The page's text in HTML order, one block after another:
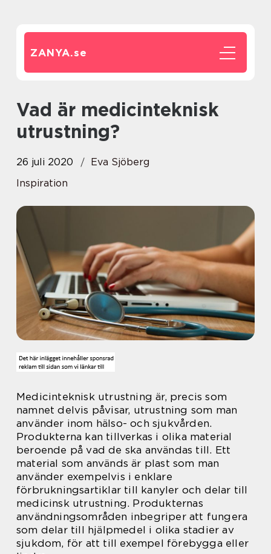
ZANYA.se
Vad är medicinteknisk
utrustning?
26 juli 2020
Eva Sjöberg
Inspiration
Medicinteknisk utrustning är, precis som
namnet delvis påvisar, utrustning som man
använder inom hälso- och sjukvården.
Produkterna kan tillverkas i olika material
beroende på vad de ska användas till. Ett
material som används är plast som man
använder exempelvis i enklare
förbrukningsartiklar till kanyler och delar till
medicinsk utrustning. Produkternas
användningsområden inbegriper att fungera
som delar till hjälpmedel i olika stadier av
sjukdom, för att till exempel förebygga eller